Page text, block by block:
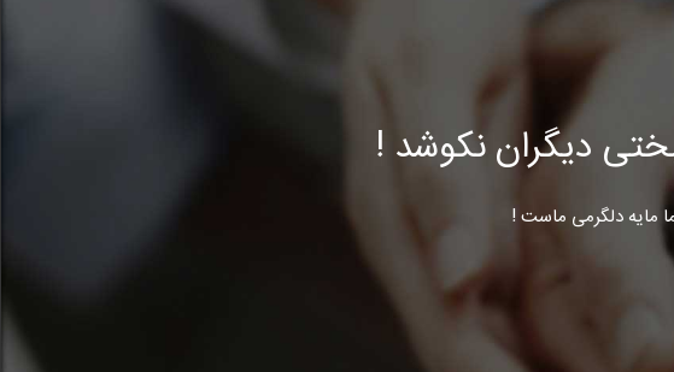
دیگران نکوشد !
مایه دلگرمی ماست !